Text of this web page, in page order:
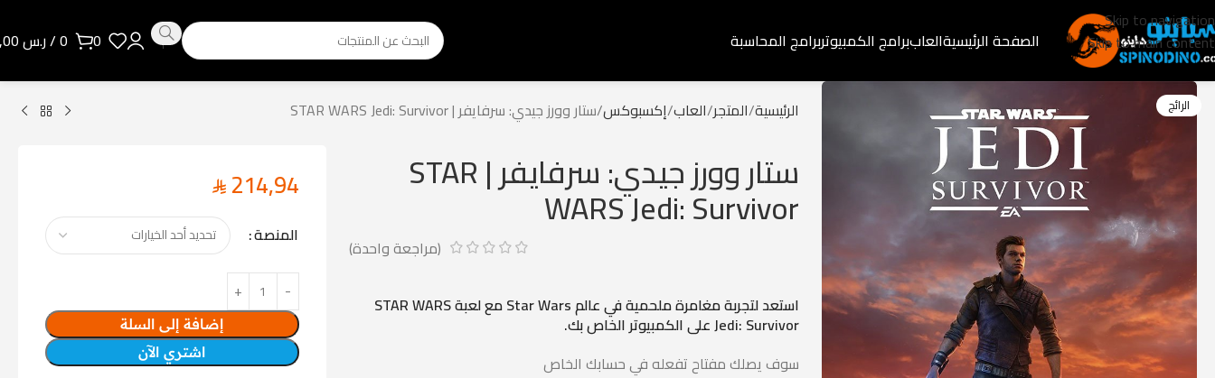
Skip to navigation
Skip to main content
الصفحة الرئيسيةالعاببرامج الكمبيوتربرامج المحاسبة 0
0
/ر.س
الرائج الرئيسية المتجر العاب إكسبوكس ستار وورز جيدي: سرفايفر | STAR WARS Jedi: Survivor
ستار وورز جيدي: سرفايفر | STAR
WARS Jedi: Survivor
(مراجعة واحدة)
استعد لتجربة مغامرة ملحمية في عالم Star Wars مع لعبة STAR WARS
Jedi: Survivor على الكمبيوتر الخاص بك.
سوف يصلك مفتاح تفعله في حسابك الخاص
214,94
المنصة
إضافة إلى السلة
اشتري الآن